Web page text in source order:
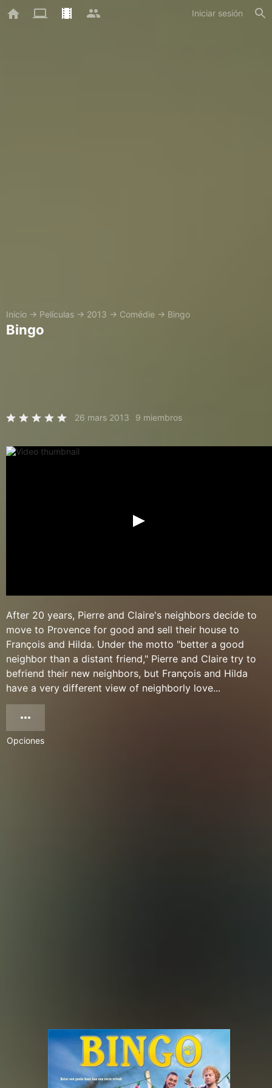
Iniciar sesión
Inicio → Películas → 2013 → Comédie → Bingo
Bingo
26 mars 2013 9 miembros
After 20 years, Pierre and Claire's neighbors decide to
move to Provence for good and sell their house to
François and Hilda. Under the motto "better a good
neighbor than a distant friend," Pierre and Claire try to
befriend their new neighbors, but François and Hilda
have a very different view of neighborly love...
Opciones